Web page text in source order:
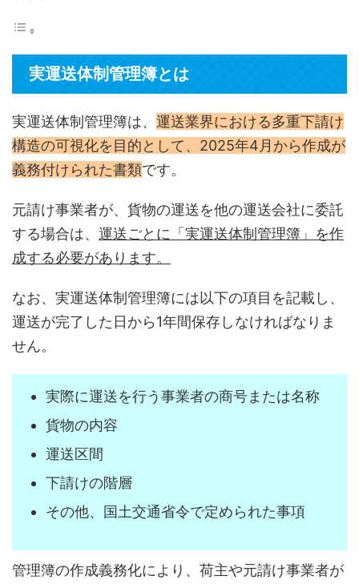
実運送体制管理簿とは
実運送体制管理簿は、 運送業界における多重下請け
構造の可視化を目的として、2025年4月から作成が
義務付けられた書類です。
元請け事業者が、貨物の運送を他の運送会社に委託
する場合は、 運送ごとに「実運送体制管理簿」を作
成する必要があります。
なお、実運送体制管理簿には以下の項目を記載し、
運送が完了した日から1年間保存しなければなりま
せん。
実際に運送を行う事業者の商号または名称
貨物の内容
運送区間
下請けの階層
その他、国土交通省令で定められた事項
管理簿の作成義務化により、荷主や元請け事業者が